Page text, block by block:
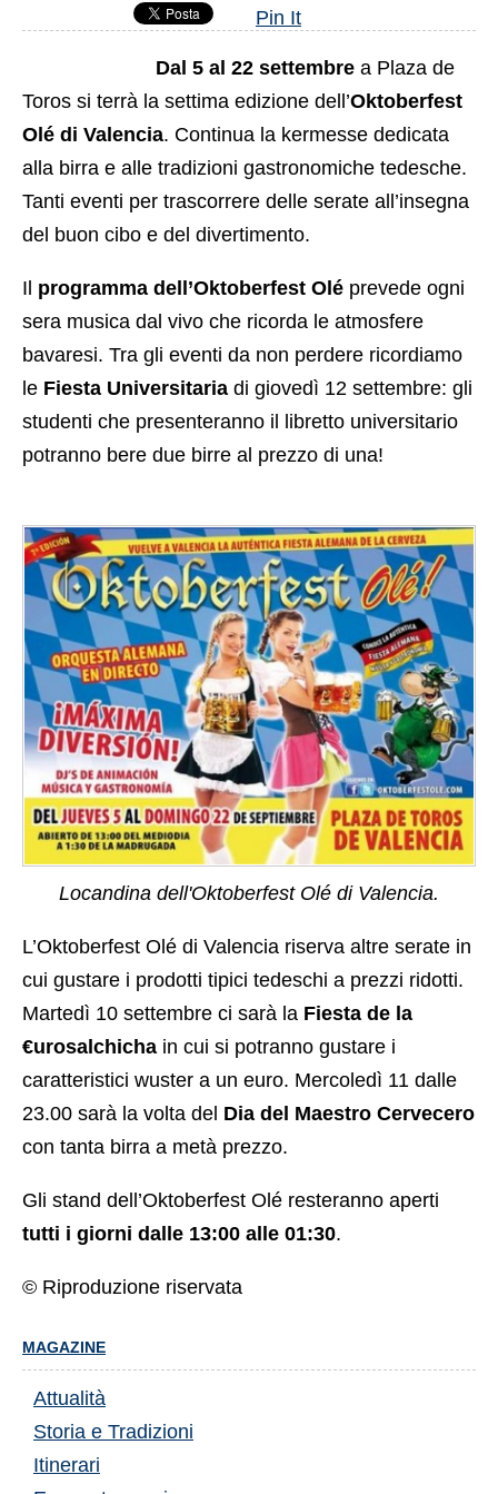
Pin It
Dal 5 al 22 settembre a Plaza de
Toros si terrà la settima edizione dell’Oktoberfest
Olé di Valencia. Continua la kermesse dedicata
alla birra e alle tradizioni gastronomiche tedesche.
Tanti eventi per trascorrere delle serate all’insegna
del buon cibo e del divertimento.
Il programma dell’Oktoberfest Olé prevede ogni
sera musica dal vivo che ricorda le atmosfere
bavaresi. Tra gli eventi da non perdere ricordiamo
le Fiesta Universitaria di giovedì 12 settembre: gli
studenti che presenteranno il libretto universitario
potranno bere due birre al prezzo di una!
Locandina dell'Oktoberfest Olé di Valencia.
L’Oktoberfest Olé di Valencia riserva altre serate in
cui gustare i prodotti tipici tedeschi a prezzi ridotti.
Martedì 10 settembre ci sarà la Fiesta de la
€urosalchicha in cui si potranno gustare i
caratteristici wuster a un euro. Mercoledì 11 dalle
23.00 sarà la volta del Dia del Maestro Cervecero
con tanta birra a metà prezzo.
Gli stand dell’Oktoberfest Olé resteranno aperti
tutti i giorni dalle 13:00 alle 01:30.
© Riproduzione riservata
MAGAZINE
Attualità
Storia e Tradizioni
Itinerari